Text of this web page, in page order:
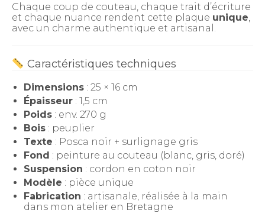
Chaque coup de couteau, chaque trait d’écriture
et chaque nuance rendent cette plaque unique
avec un charme authentique et artisanal.
Caractéristiques techniques
Dimensions : 25 × 16 cm
Épaisseur : 1,5 cm
Poids : env. 270 g
Bois : peuplier
Texte : Posca noir + surlignage gris
Fond : peinture au couteau (blanc, gris, doré)
Suspension : cordon en coton noir
Modèle : pièce unique
Fabrication : artisanale, réalisée à la main
dans mon atelier en Bretagne